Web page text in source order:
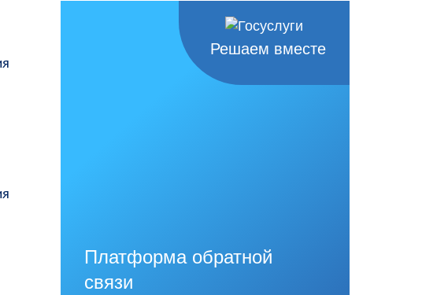
Решаем вместе
Платформа обратной
связи